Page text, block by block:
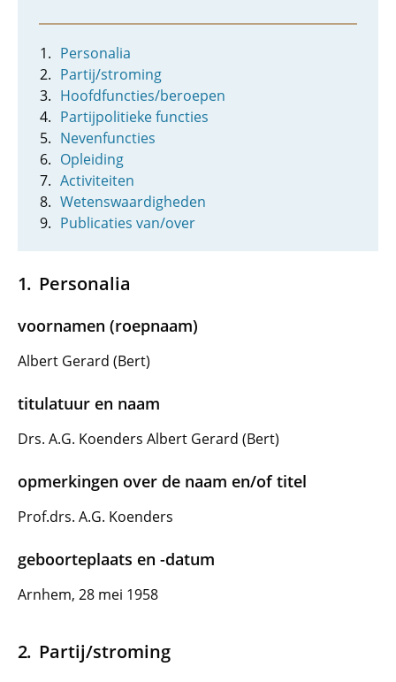
Personalia
Partij/stroming
Hoofdfuncties/beroepen
Partijpolitieke functies
Nevenfuncties
Opleiding
Activiteiten
Wetenswaardigheden
Publicaties van/over
Personalia
voornamen (roepnaam)
Albert Gerard (Bert)
titulatuur en naam
Drs. A.G. Koenders Albert Gerard (Bert)
opmerkingen over de naam en/of titel
Prof.drs. A.G. Koenders
geboorteplaats en -datum
Arnhem, 28 mei 1958
Partij/stroming